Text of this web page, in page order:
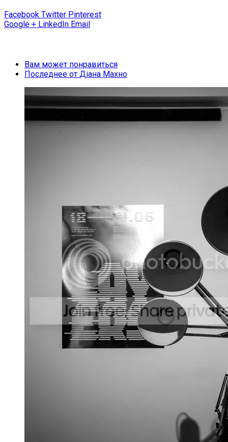
Facebook Twitter Pinterest
Google + LinkedIn Email
Вам может понравиться
Последнее от Діана Махно